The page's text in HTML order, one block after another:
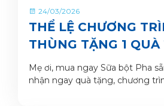
24/03/2026
THỂ LỆ CHƯƠNG
THÙNG TẶNG 1 QUÀ
COLOSGAIN
Mẹ ơi, mua ngay Sữa bột Pha
nhận ngay quà tặng, chương